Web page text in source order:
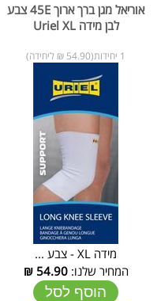
אוריאל מגן ברך ארוך 45E צבע
לבן מידה Uriel XL
1 יחידות(54.90 ₪ ליחידה)
מידה XL - צבע ...
המחיר שלנו:54.90
₪
הוסף לסל